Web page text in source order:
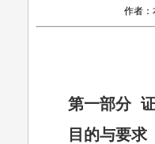
作者：
第一部分 证
目的与要求